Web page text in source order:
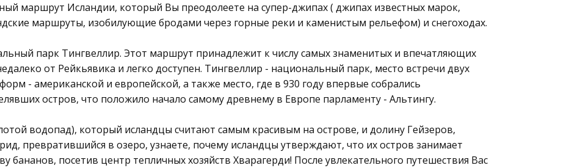
маршрут Исландии, который Вы преодолеете на супер-джипах ( джипах известных марок,
маршруты, изобилующие бродами через горные реки и каменистым рельефом) и снегоходах.
парк Тингвеллир. Этот маршрут принадлежит к числу самых знаменитых и впечатляющих
от Рейкьявика и легко доступен. Тингвеллир - национальный парк, место встречи двух
- американской и европейской, а также место, где в 930 году впервые собрались
остров, что положило начало самому древнему в Европе парламенту - Альтингу.
водопад), который исландцы считают самым красивым на острове, и долину Гейзеров,
превратившийся в озеро, узнаете, почему исландцы утверждают, что их остров занимает
бананов, посетив центр тепличных хозяйств Хварагерди! После увлекательного путешествия Вас